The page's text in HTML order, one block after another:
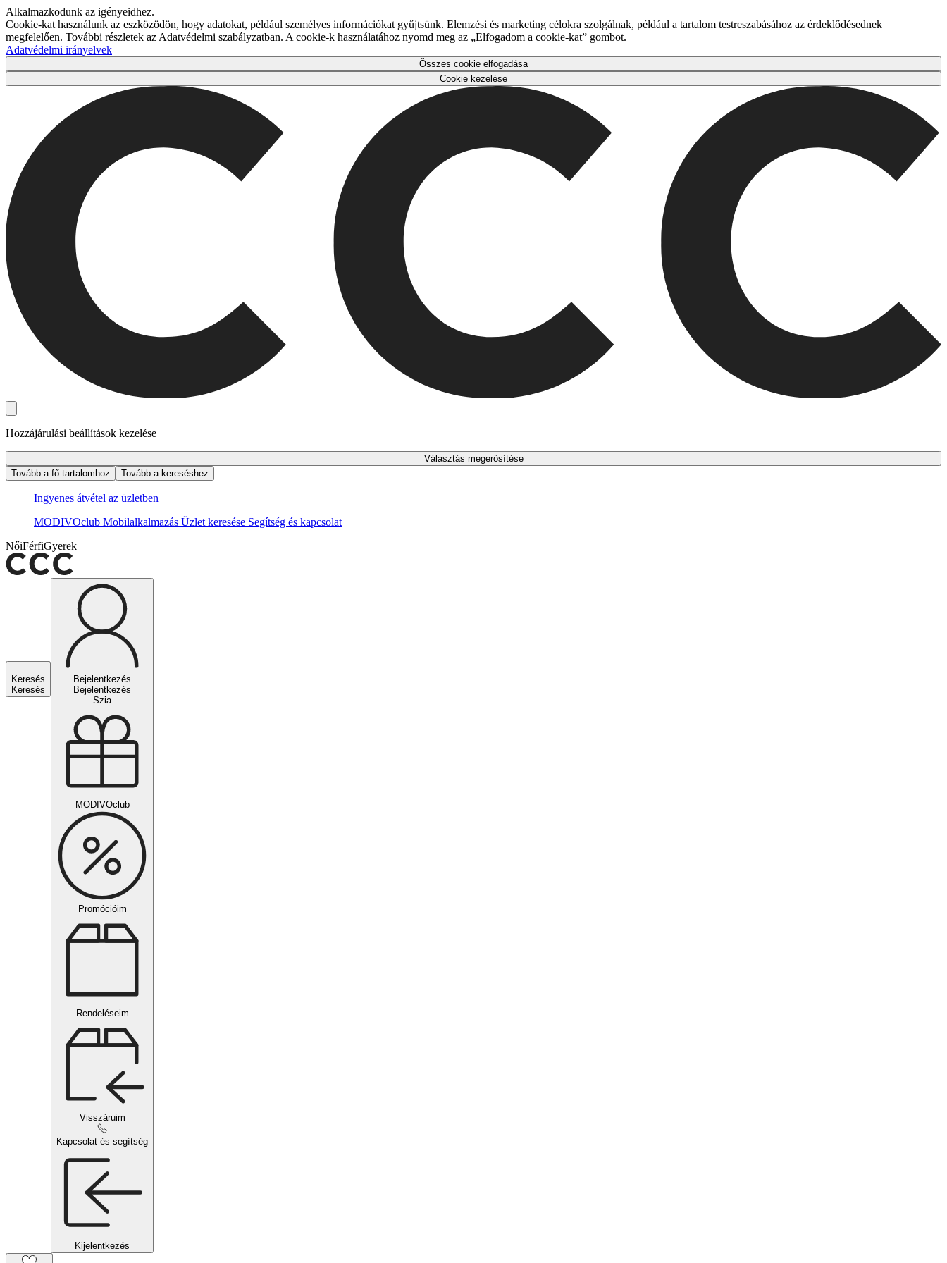
Alkalmazkodunk az igényeidhez.
Cookie-kat használunk az eszközödön, hogy adatokat, például személyes információkat gyűjtsünk. Elemzési és marketing célokra szolgálnak, például a tartalom testreszabásához az érdeklődésednek
megfelelően. További részletek az Adatvédelmi szabályzatban. A cookie-k használatához nyomd meg az „Elfogadom a cookie-kat” gombot.
Adatvédelmi irányelvek
Összes cookie elfogadása
Cookie kezelése
Hozzájárulási beállítások kezelése
Választás megerősítése
Tovább a fő tartalomhoz
Tovább a kereséshez
Ingyenes átvétel az üzletben
MODIVOclub Mobilalkalmazás Üzlet keresése Segítség és kapcsolat
NőiFérfiGyerek
Keresés
Keresés
Bejelentkezés
Bejelentkezés
Szia
MODIVOclub
Promócióim
Rendeléseim
Visszáruim
Kapcsolat és segítség
Kijelentkezés